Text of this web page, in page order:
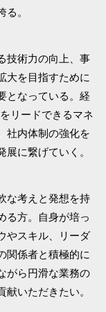
。
技術力の向上、事
大を目指すために
となっている。経
リードできるマネ
社内体制の強化を
に繋げていく。
な考えと発想を持
る方。自身が培っ
やスキル、リーダ
関係者と積極的に
がら円滑な業務の
いただきたい。